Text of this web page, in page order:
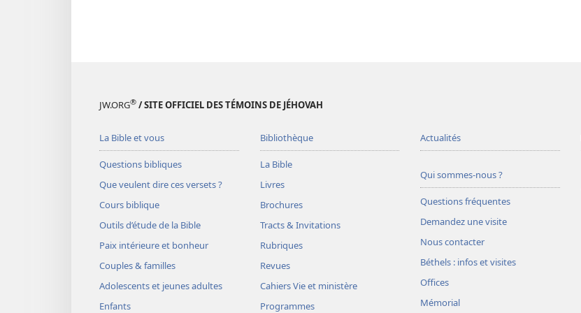
JW.ORG® / SITE OFFICIEL DES TÉMOINS DE JÉHOVAH
La Bible et vous
Questions bibliques
Que veulent dire ces versets ?
Cours biblique
Outils d’étude de la Bible
Paix intérieure et bonheur
Couples & familles
Adolescents et jeunes adultes
Enfants
Bibliothèque
La Bible
Livres
Brochures
Tracts & Invitations
Rubriques
Revues
Cahiers Vie et ministère
Programmes
Actualités
Qui sommes-nous ?
Questions fréquentes
Demandez une visite
Nous contacter
Béthels : infos et visites
Offices
Mémorial